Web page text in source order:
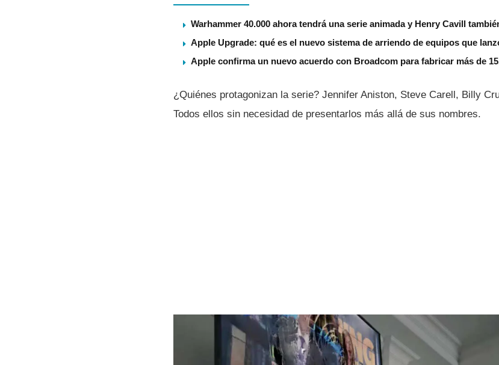
Warhammer 40.000 ahora tendrá una serie animada y Henry Cavill
Apple Upgrade: qué es el nuevo sistema de arriendo de equipos que
Apple confirma un nuevo acuerdo con Broadcom para fabricar más de
¿Quiénes protagonizan la serie? Jennifer Aniston, Steve Carell, Billy
Todos ellos sin necesidad de presentarlos más allá de sus nombres.